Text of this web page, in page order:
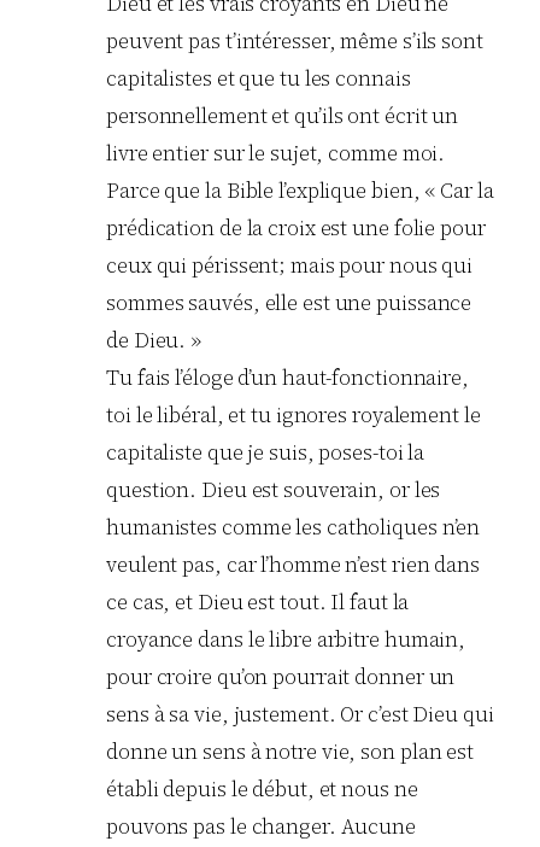
peuvent pas t’intéresser, même s’ils sont
capitalistes et que tu les connais
personnellement et qu’ils ont écrit un
livre entier sur le sujet, comme moi.
Parce que la Bible l’explique bien, « Car la
prédication de la croix est une folie pour
ceux qui périssent; mais pour nous qui
sommes sauvés, elle est une puissance
de Dieu. »
Tu fais l’éloge d’un haut-fonctionnaire,
toi le libéral, et tu ignores royalement le
capitaliste que je suis, poses-toi la
question. Dieu est souverain, or les
humanistes comme les catholiques n’en
veulent pas, car l’homme n’est rien dans
ce cas, et Dieu est tout. Il faut la
croyance dans le libre arbitre humain,
pour croire qu’on pourrait donner un
sens à sa vie, justement. Or c’est Dieu qui
donne un sens à notre vie, son plan est
établi depuis le début, et nous ne
pouvons pas le changer. Aucune